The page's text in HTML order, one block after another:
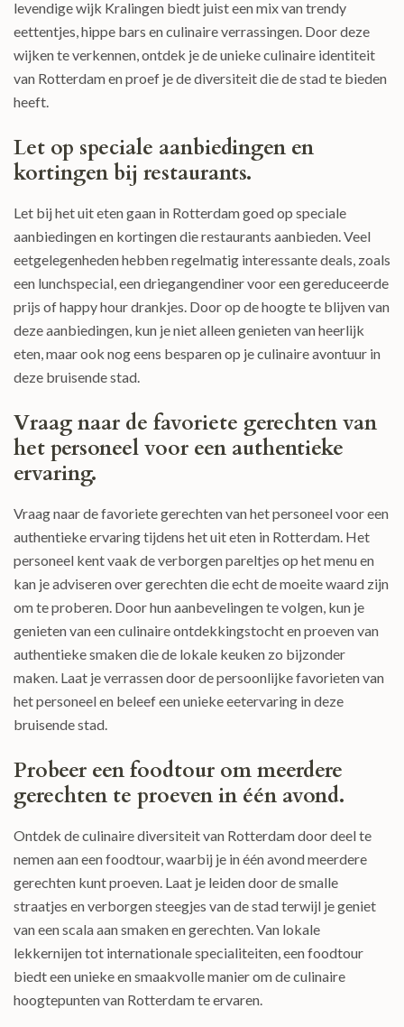
levendige wijk Kralingen biedt juist een mix van trendy
eettentjes, hippe bars en culinaire verrassingen. Door deze
wijken te verkennen, ontdek je de unieke culinaire identiteit
van Rotterdam en proef je de diversiteit die de stad te bieden
heeft.
Let op speciale aanbiedingen en
kortingen bij restaurants.
Let bij het uit eten gaan in Rotterdam goed op speciale
aanbiedingen en kortingen die restaurants aanbieden. Veel
eetgelegenheden hebben regelmatig interessante deals, zoals
een lunchspecial, een driegangendiner voor een gereduceerde
prijs of happy hour drankjes. Door op de hoogte te blijven van
deze aanbiedingen, kun je niet alleen genieten van heerlijk
eten, maar ook nog eens besparen op je culinaire avontuur in
deze bruisende stad.
Vraag naar de favoriete gerechten van
het personeel voor een authentieke
ervaring.
Vraag naar de favoriete gerechten van het personeel voor een
authentieke ervaring tijdens het uit eten in Rotterdam. Het
personeel kent vaak de verborgen pareltjes op het menu en
kan je adviseren over gerechten die echt de moeite waard zijn
om te proberen. Door hun aanbevelingen te volgen, kun je
genieten van een culinaire ontdekkingstocht en proeven van
authentieke smaken die de lokale keuken zo bijzonder
maken. Laat je verrassen door de persoonlijke favorieten van
het personeel en beleef een unieke eetervaring in deze
bruisende stad.
Probeer een foodtour om meerdere
gerechten te proeven in één avond.
Ontdek de culinaire diversiteit van Rotterdam door deel te
nemen aan een foodtour, waarbij je in één avond meerdere
gerechten kunt proeven. Laat je leiden door de smalle
straatjes en verborgen steegjes van de stad terwijl je geniet
van een scala aan smaken en gerechten. Van lokale
lekkernijen tot internationale specialiteiten, een foodtour
biedt een unieke en smaakvolle manier om de culinaire
hoogtepunten van Rotterdam te ervaren.